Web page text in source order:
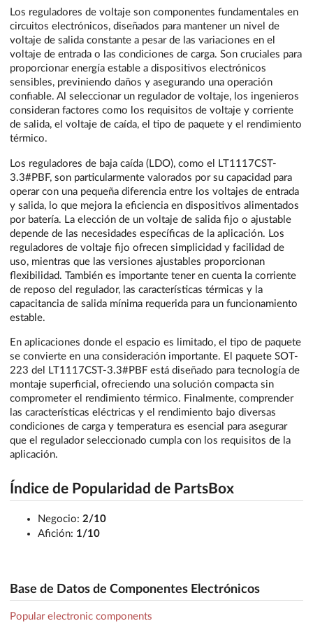
Los reguladores de voltaje son componentes fundamentales en
circuitos electrónicos, diseñados para mantener un nivel de
voltaje de salida constante a pesar de las variaciones en el
voltaje de entrada o las condiciones de carga. Son cruciales para
proporcionar energía estable a dispositivos electrónicos
sensibles, previniendo daños y asegurando una operación
confiable. Al seleccionar un regulador de voltaje, los ingenieros
consideran factores como los requisitos de voltaje y corriente
de salida, el voltaje de caída, el tipo de paquete y el rendimiento
térmico.
Los reguladores de baja caída (LDO), como el LT1117CST-
3.3#PBF, son particularmente valorados por su capacidad para
operar con una pequeña diferencia entre los voltajes de entrada
y salida, lo que mejora la eficiencia en dispositivos alimentados
por batería. La elección de un voltaje de salida fijo o ajustable
depende de las necesidades específicas de la aplicación. Los
reguladores de voltaje fijo ofrecen simplicidad y facilidad de
uso, mientras que las versiones ajustables proporcionan
flexibilidad. También es importante tener en cuenta la corriente
de reposo del regulador, las características térmicas y la
capacitancia de salida mínima requerida para un funcionamiento
estable.
En aplicaciones donde el espacio es limitado, el tipo de paquete
se convierte en una consideración importante. El paquete SOT-
223 del LT1117CST-3.3#PBF está diseñado para tecnología de
montaje superficial, ofreciendo una solución compacta sin
comprometer el rendimiento térmico. Finalmente, comprender
las características eléctricas y el rendimiento bajo diversas
condiciones de carga y temperatura es esencial para asegurar
que el regulador seleccionado cumpla con los requisitos de la
aplicación.
Índice de Popularidad de PartsBox
Negocio: 2/10
Afición: 1/10
Base de Datos de Componentes Electrónicos
Popular electronic components